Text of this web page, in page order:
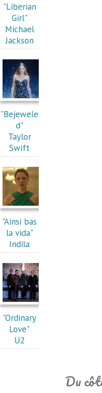
"Liberian
Girl"
Michael
Jackson
"Bejewele
d"
Taylor
Swift
"Ainsi bas
la vida"
Indila
"Ordinary
Love"
U2
Du